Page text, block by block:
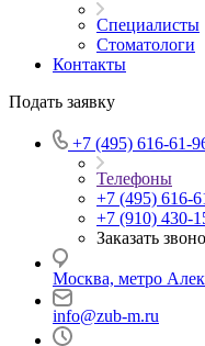
Специалисты
Стоматологи
Контакты
Подать заявку
+7 (495) 616-61-
Телефоны
+7 (495) 616-
+7 (910) 430-
Заказать
Москва, метро
info@zub-m.ru